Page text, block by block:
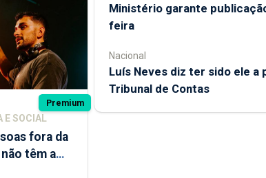
Premium
E SOCIAL
fora da
têm a
Ministério garante
feira
Nacional
Luís Neves diz ter sido ele a
Tribunal de Contas